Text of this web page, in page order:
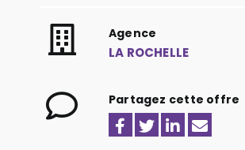
Agence
LA ROCHELLE
Partagez cette offre